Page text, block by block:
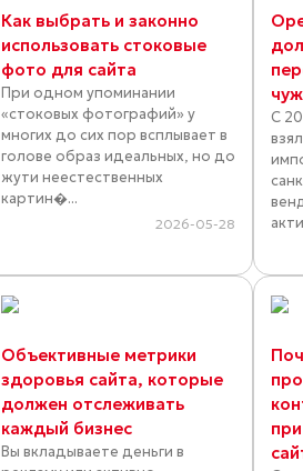
Как выбрать и законно
использовать стоковые
фото для сайта
При одном упоминании
«стоковых фотографий» у
многих до сих пор всплывает в
голове образ идеальных, но до
жути неестественных
картин�...
2026-05-28
С
Объективные метрики
здоровья сайта, которые
должен отслеживать
каждый бизнес
Вы вкладываете деньги в